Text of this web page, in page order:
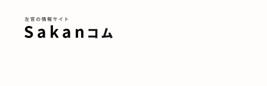
Skip to main content